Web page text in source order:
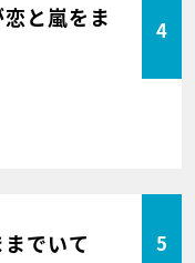
と嵐をま
4
でいて 5